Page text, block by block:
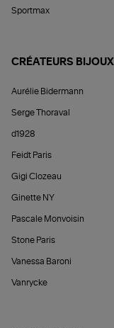
Sportmax
CRÉATEURS BIJOUX
Aurélie Bidermann
Serge Thoraval
d1928
Feidt Paris
Gigi Clozeau
Ginette NY
Pascale Monvoisin
Stone Paris
Vanessa Baroni
Vanrycke